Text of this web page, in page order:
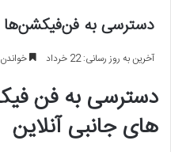
دسترسی به فن‌فیکشن‌ها
آخرین به روز رسانی: 22 خرداد خواندن این
دسترسی به فن
های جانبی آنلاین